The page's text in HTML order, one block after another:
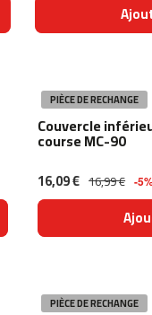
PIÈCE DE RECHANGE
Couvercle
course MC-90
16,09 € 16,99 € -
PIÈCE DE RECHANGE